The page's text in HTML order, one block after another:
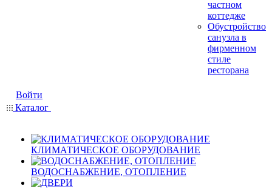
частном
коттедже
Обустройство
санузла в
фирменном
стиле
ресторана
Войти
Каталог
КЛИМАТИЧЕСКОЕ ОБОРУДОВАНИЕ
ВОДОСНАБЖЕНИЕ, ОТОПЛЕНИЕ